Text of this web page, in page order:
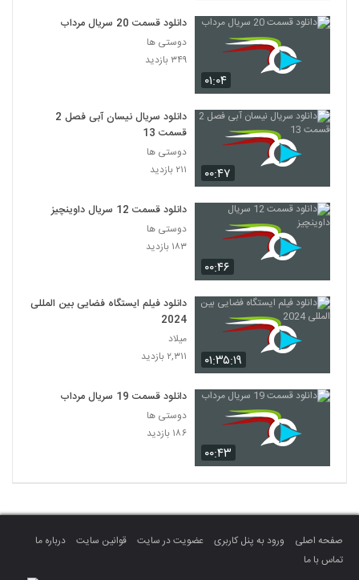
۰۱:۰۴
دانلود قسمت 20 سریال مرداب
دوستی ها
۳۴۹ بازدید
۰۰:۴۷
دانلود سریال نیسان آبی فصل 2
قسمت 13
دوستی ها
۲۱۱ بازدید
۰۰:۴۶
دانلود قسمت 12 سریال داوینچیز
دوستی ها
۱۸۳ بازدید
۰۱:۳۵:۱۹
دانلود فیلم ایستگاه فضایی بین المللی
2024
میلاد
۲,۳۱۱ بازدید
۰۰:۴۳
دانلود قسمت 19 سریال مرداب
دوستی ها
۱۸۶ بازدید
صفحه اصلی ورود به پنل کاربری عضویت در سایت قوانین سایت
درباره ما
تماس با ما